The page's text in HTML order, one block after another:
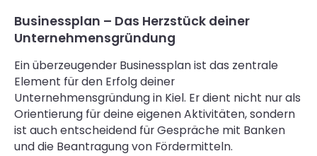
Businessplan – Das Herzstück deiner
Unternehmensgründung
Ein überzeugender Businessplan ist das zentrale
Element für den Erfolg deiner
Unternehmensgründung in Kiel. Er dient nicht nur als
Orientierung für deine eigenen Aktivitäten, sondern
ist auch entscheidend für Gespräche mit Banken
und die Beantragung von Fördermitteln.